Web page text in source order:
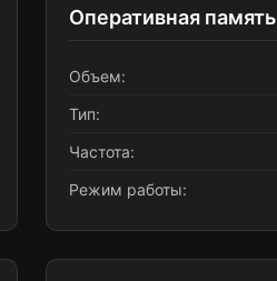
Оперативная память
Объем:
Тип:
Частота:
Режим работы: